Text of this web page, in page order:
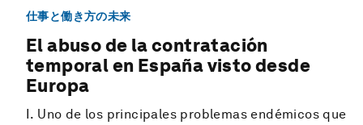
仕事と働き方の未来
El abuso de la contratación
temporal en España visto desde
Europa
I. Uno de los principales problemas endémicos que